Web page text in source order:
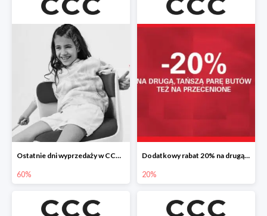
Ostatnie dni wyprzedaży w CCC do -60%
60%
Dodatkowy rabat 20% na drugą, tańszą parę butów
20%